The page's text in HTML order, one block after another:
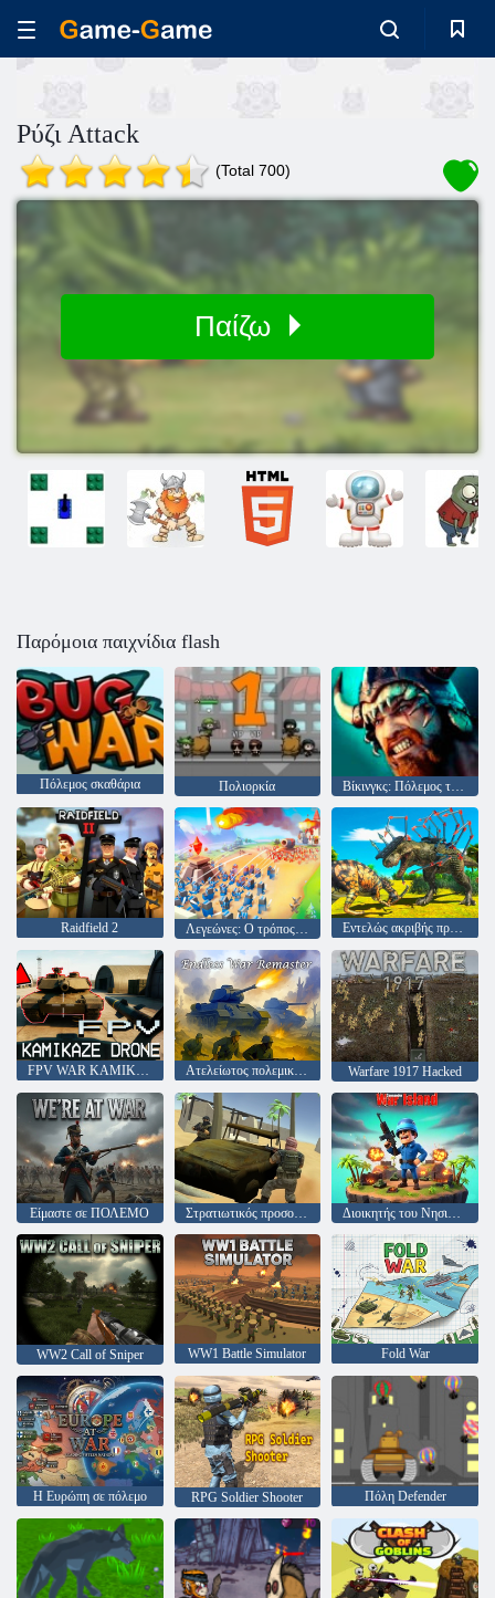
Ρύζι Attack
(Total 700)
Παίζω
Παρόμοια παιχνίδια flash
Πόλεμος σκαθάρια Πολιορκία Βίκινγκς: Πόλεμος των φυλών
Raidfield 2 Λεγεώνες: Ο τρόπος του πολέμου Εντελώς ακριβής προσομοιωτής μάχης 2
Ατελείωτος πολεμικός remaster Warfare 1917 Hacked
Είμαστε σε ΠΟΛΕΜΟ Στρατιωτικός προσομοιωτής μάχης
WW2 Call of Sniper WW1 Battle Simulator Fold War
Η Ευρώπη σε πόλεμο RPG Soldier Shooter Πόλη Defender